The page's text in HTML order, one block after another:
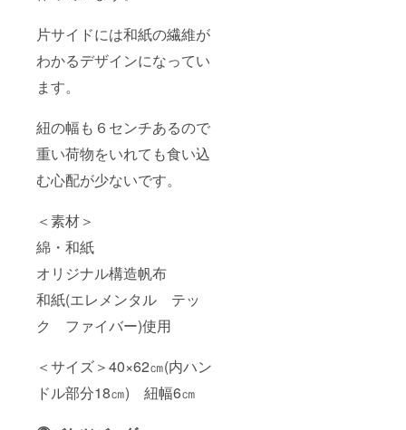
片サイドには和紙の繊維が
わかるデザインになってい
ます。
紐の幅も６センチあるので
重い荷物をいれても食い込
む心配が少ないです。
＜素材＞
綿・和紙
オリジナル構造帆布
和紙(エレメンタル テッ
ク ファイバー)使用
＜サイズ＞40×62㎝(内ハン
ドル部分18㎝) 紐幅6㎝